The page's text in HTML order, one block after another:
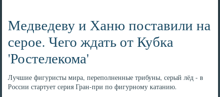
Медведеву и Ханю поставили на
серое. Чего ждать от Кубка
'Ростелекома'
Лучшие фигуристы мира, переполненные трибуны, серый лёд - в
России стартует серия Гран-при по фигурному катанию.